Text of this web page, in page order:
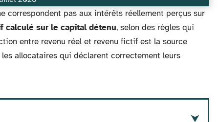
correspondent pas aux intérêts réellement perçus sur
calculé sur le capital détenu, selon des règles qui
entre revenu réel et revenu fictif est la source
allocataires qui déclarent correctement leurs